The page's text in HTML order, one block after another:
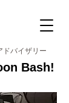
ドバイザリー
Bash!